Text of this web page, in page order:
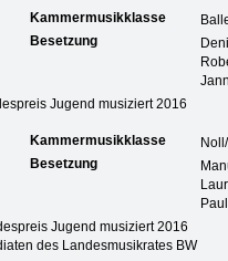
Kammermusikklasse
Besetzung
Jugend musiziert 2016
Kammermusikklasse
Besetzung
Jugend musiziert 2016
des Landesmusikrates BW